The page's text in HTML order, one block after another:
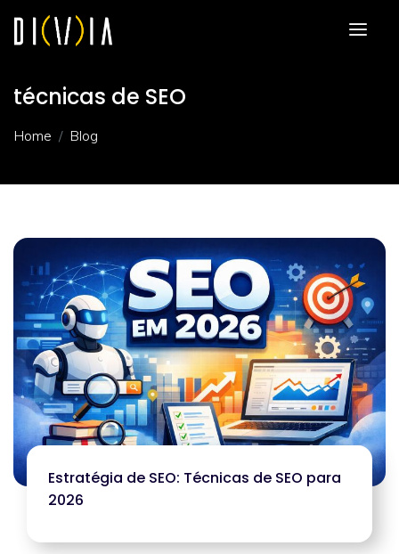
técnicas de SEO
Home Blog
Estratégia de SEO: Técnicas de SEO para
2026